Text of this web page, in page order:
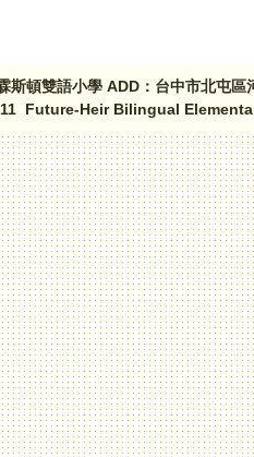
斯頓雙語小學 ADD：台中市北屯
Future-Heir Bilingual